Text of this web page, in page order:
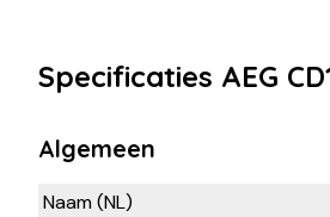
Specificaties AEG
Algemeen
Naam (NL)